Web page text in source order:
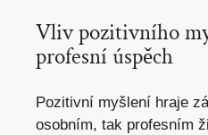
Vliv pozitivního
profesní úspěch
Pozitivní myšlení hraje
osobním, tak profesním